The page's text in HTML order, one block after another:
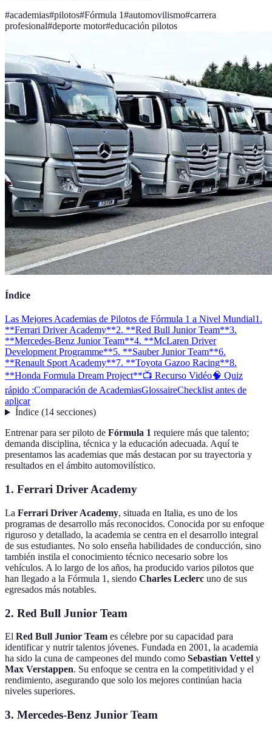
#academias#pilotos#Fórmula 1#automovilismo#carrera
profesional#deporte motor#educación pilotos
Índice
Las Mejores Academias de Pilotos de Fórmula 1 a Nivel Mundial1.
**Ferrari Driver Academy**2. **Red Bull Junior Team**3.
**Mercedes-Benz Junior Team**4. **McLaren Driver
Development Programme**5. **Sauber Junior Team**6.
**Renault Sport Academy**7. **Toyota Gazoo Racing**8.
**Honda Formula Dream Project**📺 Recurso Vidéo🧠 Quiz
rápido :Comparación de AcademiasGlossaireChecklist antes de
aplicar
Índice(14 secciones)
Entrenar para ser piloto de Fórmula 1 requiere más que talento;
demanda disciplina, técnica y la educación adecuada. Aquí te
presentamos las academias que más destacan por su trayectoria y
resultados en el ámbito automovilístico.
1. Ferrari Driver Academy
La Ferrari Driver Academy, situada en Italia, es uno de los
programas de desarrollo más reconocidos. Conocida por su enfoque
riguroso y detallado, la academia se centra en el desarrollo integral
de sus estudiantes. No solo enseña habilidades de conducción, sino
también instila el conocimiento técnico necesario sobre los
vehículos. A lo largo de los años, ha producido varios pilotos que
han llegado a la Fórmula 1, siendo Charles Leclerc uno de sus
egresados más notables.
2. Red Bull Junior Team
El Red Bull Junior Team es célebre por su capacidad para
identificar y nutrir talentos jóvenes. Fundada en 2001, la academia
ha sido la cuna de campeones del mundo como Sebastian Vettel y
Max Verstappen. Su enfoque se centra en la competitividad y el
rendimiento, asegurando que solo los mejores continúan hacia
niveles superiores.
3. Mercedes-Benz Junior Team